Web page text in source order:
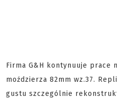
Firma G&H kontynuuje prace
moździerza 82mm wz.37.
gustu szczególnie